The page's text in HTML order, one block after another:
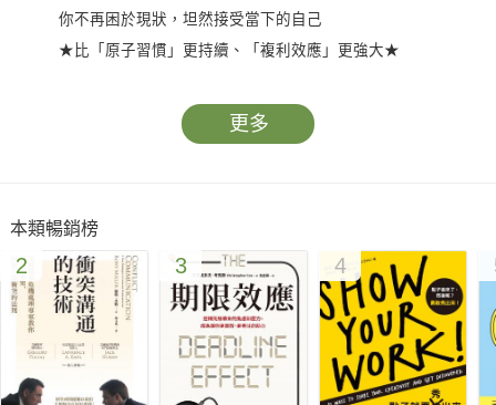
你不再困於現狀，坦然接受當下的自己
★比「原子習慣」更持續、「複利效應」更強大★
國際知名「未來自我」應用科學專家、動機成功學教練──
班傑明．哈迪 博士告訴你：
而是現在的你如何定義「未來自我」的樣貌！
只要你預見「未來自我」就會知道：
‧當下自我還在進化
‧你可以不必追求完美、現在的你可以犯錯與失敗
‧讓當下自我與未來自我對齊
更多
本類暢銷榜
2 3 4